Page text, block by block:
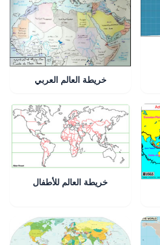
خريطة العالم العربي
خريطة العالم للأطفال